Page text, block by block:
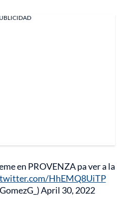
en PROVENZA pa ver a la
HhEMQ8UiTP
April 30, 2022